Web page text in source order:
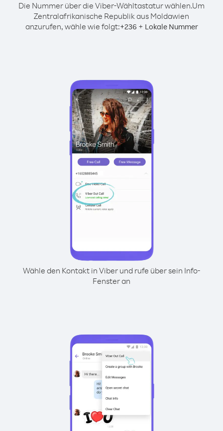
Die Nummer über die Viber-Wähltastatur wählen.Um
Zentralafrikanische Republik aus Moldawien
anzurufen, wähle wie folgt:+236 + Lokale Nummer
Wähle den Kontakt in Viber und rufe über sein Info-
Fenster an